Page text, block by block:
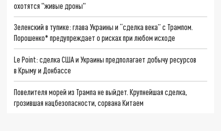
охотятся "живые дроны"
Зеленский в тупике: глава Украины и “сделка века” с Трампом.
Порошенко* предупреждает о рисках при любом исходе
Le Point: сделка США и Украины предполагает добычу ресурсов
в Крыму и Донбассе
Повелителя морей из Трампа не выйдет. Крупнейшая сделка,
грозившая нацбезопасности, сорвана Китаем